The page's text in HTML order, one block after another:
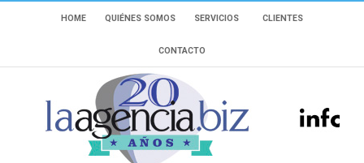
HOME QUIÉNES SOMOS SERVICIOS CLIENTES
CONTACTO